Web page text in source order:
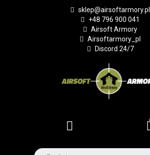
sklep@airsoftarmory.pl
+48 796 900 041
Airsoft Armory
Airsoftarmory_pl
Discord 24/7